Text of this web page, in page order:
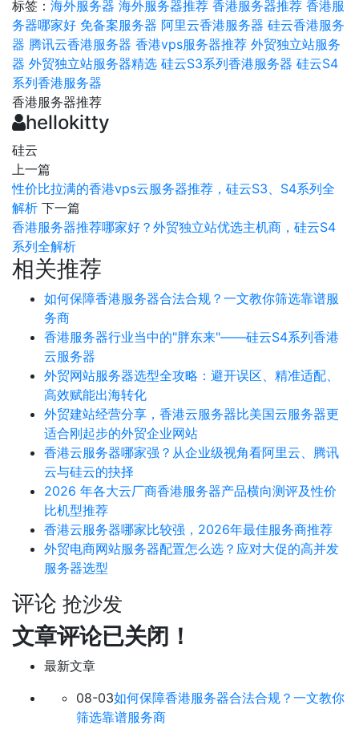
标签： 海外服务器 海外服务器推荐 香港服务器推荐 香港服
务器哪家好 免备案服务器 阿里云香港服务器 硅云香港服务
器 腾讯云香港服务器 香港vps服务器推荐 外贸独立站服务
器 外贸独立站服务器精选 硅云S3系列香港服务器 硅云S4
系列香港服务器
香港服务器推荐
hellokitty
硅云
上一篇
性价比拉满的香港vps云服务器推荐，硅云S3、S4系列全
解析 下一篇
香港服务器推荐哪家好？外贸独立站优选主机商，硅云S4
系列全解析
相关推荐
如何保障香港服务器合法合规？一文教你筛选靠谱服
务商
香港服务器行业当中的"胖东来"——硅云S4系列香港
云服务器
外贸网站服务器选型全攻略：避开误区、精准适配、
高效赋能出海转化
外贸建站经营分享，香港云服务器比美国云服务器更
适合刚起步的外贸企业网站
香港云服务器哪家强？从企业级视角看阿里云、腾讯
云与硅云的抉择
2026 年各大云厂商香港服务器产品横向测评及性价
比机型推荐
香港云服务器哪家比较强，2026年最佳服务商推荐
外贸电商网站服务器配置怎么选？应对大促的高并发
服务器选型
评论 抢沙发
文章评论已关闭！
最新文章
08-03如何保障香港服务器合法合规？一文教你
筛选靠谱服务商